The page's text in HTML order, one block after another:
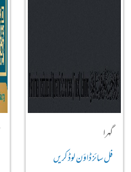
گہرا
فل سائز ڈاؤن لوڈ کریں